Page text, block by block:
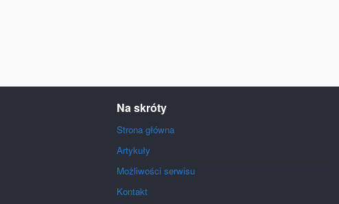
Na skróty
Strona główna
Artykuły
Możliwości serwisu
Kontakt